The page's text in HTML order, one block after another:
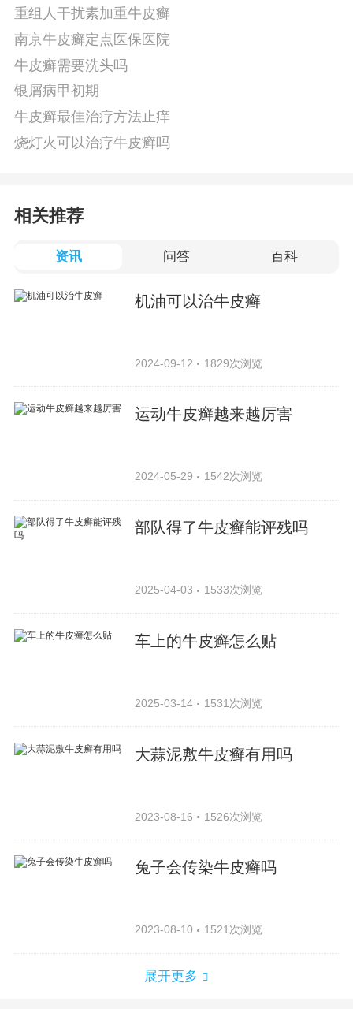
重组人干扰素加重牛皮癣
南京牛皮癣定点医保医院
牛皮癣需要洗头吗
银屑病甲初期
牛皮癣最佳治疗方法止痒
烧灯火可以治疗牛皮癣吗
相关推荐
资讯 问答 百科
机油可以治牛皮癣
2024-09-12 1829次浏览
运动牛皮癣越来越厉害
2024-05-29 1542次浏览
部队得了牛皮癣能评残吗
2025-04-03 1533次浏览
车上的牛皮癣怎么贴
2025-03-14 1531次浏览
大蒜泥敷牛皮癣有用吗
2023-08-16 1526次浏览
兔子会传染牛皮癣吗
2023-08-10 1521次浏览
展开更多